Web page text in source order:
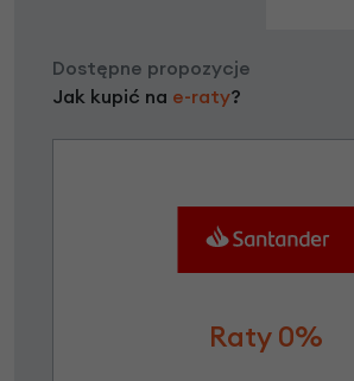
Dostępne propozycje
Jak kupić na e-raty?
Raty 0%